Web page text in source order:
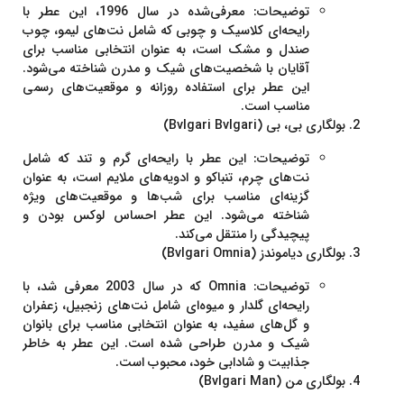
توضیحات
: معرفی‌شده در سال 1996، این عطر با
رایحه‌ای کلاسیک و چوبی که شامل نت‌های لیمو، چوب
صندل و مشک است، به عنوان انتخابی مناسب برای
آقایان با شخصیت‌های شیک و مدرن شناخته می‌شود.
این عطر برای استفاده روزانه و موقعیت‌های رسمی
مناسب است.
بولگاری بی، بی (Bvlgari Bvlgari)
توضیحات: این عطر با رایحه‌ای گرم و تند که شامل
نت‌های چرم، تنباکو و ادویه‌های ملایم است، به عنوان
گزینه‌ای مناسب برای شب‌ها و موقعیت‌های ویژه
شناخته می‌شود. این عطر احساس لوکس بودن و
پیچیدگی را منتقل می‌کند.
بولگاری دیاموندز (Bvlgari Omnia)
توضیحات
: Omnia که در سال 2003 معرفی شد، با
رایحه‌ای گلدار و میوه‌ای شامل نت‌های زنجبیل، زعفران
و گل‌های سفید، به عنوان انتخابی مناسب برای بانوان
شیک و مدرن طراحی شده است. این عطر به خاطر
جذابیت و شادابی خود، محبوب است.
بولگاری من (Bvlgari Man)